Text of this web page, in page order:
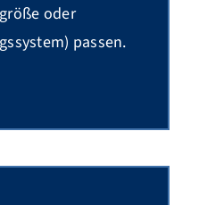
oder
passen.